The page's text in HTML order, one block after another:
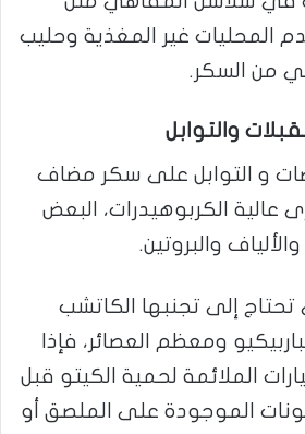
المحليات غير المغذية وحليب
من السكر.
والتوابل
و التوابل على سكر مضاف
عالية الكربوهيدرات، البعض
والبروتين.
إلى تجنبها الكاتشب
ومعظم العصائر، فإذا
الملائمة لحمية الكيتو قبل
الموجودة على الملصق أو